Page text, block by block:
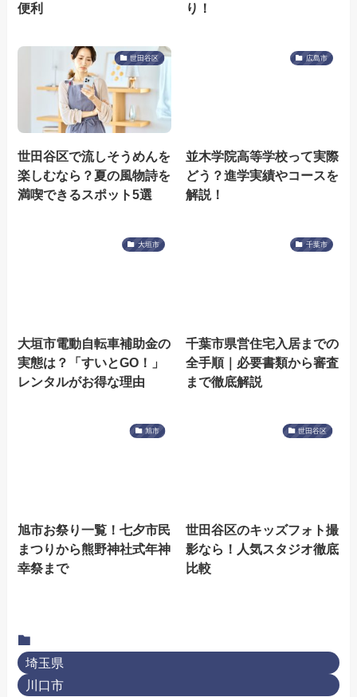
便利
り！
世田谷区
世田谷区で流しそうめんを
楽しむなら？夏の風物詩を
満喫できるスポット5選
広島市
並木学院高等学校って実際
どう？進学実績やコースを
解説！
大垣市
大垣市電動自転車補助金の
実態は？「すいとGO！」
レンタルがお得な理由
千葉市
千葉市県営住宅入居までの
全手順｜必要書類から審査
まで徹底解説
旭市
旭市お祭り一覧！七夕市民
まつりから熊野神社式年神
幸祭まで
世田谷区
世田谷区のキッズフォト撮
影なら！人気スタジオ徹底
比較
埼玉県
川口市